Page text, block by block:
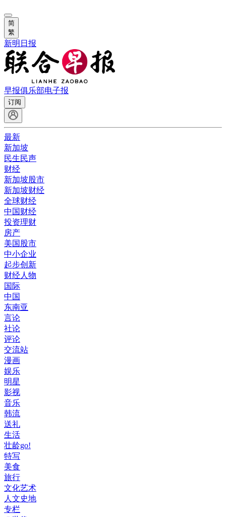
简
繁
新明日报
早报俱乐部电子报
订阅
最新
新加坡
民生民声
财经
新加坡股市
新加坡财经
全球财经
中国财经
投资理财
房产
美国股市
中小企业
起步创新
财经人物
国际
中国
东南亚
言论
社论
评论
交流站
漫画
娱乐
明星
影视
音乐
韩流
送礼
生活
壮龄go!
特写
美食
旅行
文化艺术
人文史地
专栏